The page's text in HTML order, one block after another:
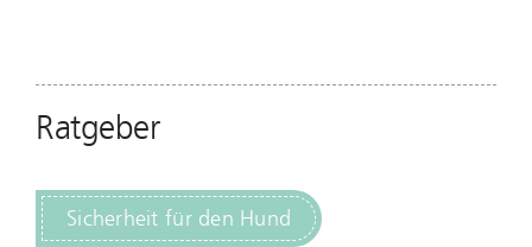
Ratgeber
Sicherheit für den Hund